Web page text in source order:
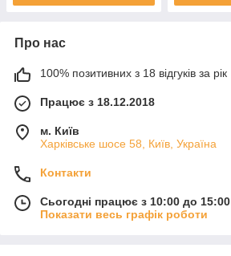
Про нас
100% позитивних з 18 відгуків за рік
Працює з 18.12.2018
м. Київ
Харківське шосе 58, Київ, Україна
Контакти
Сьогодні працює з 10:00 до 15:00
Показати весь графік роботи